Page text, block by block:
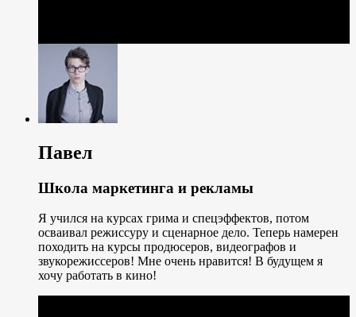
Павел
Школа маркетинга и рекламы
Я учился на курсах грима и спецэффектов, потом
осваивал режиссуру и сценарное дело. Теперь намерен
походить на курсы продюсеров, видеографов и
звукорежиссеров! Мне очень нравится! В будущем я
хочу работать в кино!